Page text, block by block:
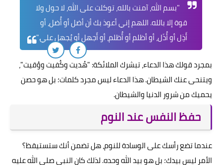
"بسم الله، آمنت بالله، توكلت على الله، لا حول ولا
قوة إلا بالله. اللهم إني أعوذ بك أن أضل أو أُضل، أو
أَذِل أو أُذَل، أو أظلم أو أُظلم، أو أَجهل أو يُجهل علي."
بمجرد قولك هذا الدعاء، تبشرك الملائكة: "هُديت وكُفيت ووُقيت"،
ويتنحى عنك الشيطان. هذا الدعاء ليس مجرد كلمات؛ بل هو حصن
يحميك من شرور الدنيا والشيطان.
حفظ النفس عند النوم
عندما تضع رأسك على الوسادة للنوم، هل تضمن أنك ستستيقظ؟
الأمر ليس بيدك؛ بل هو بيد الله وحده. لذلك كان النبي صلى الله عليه